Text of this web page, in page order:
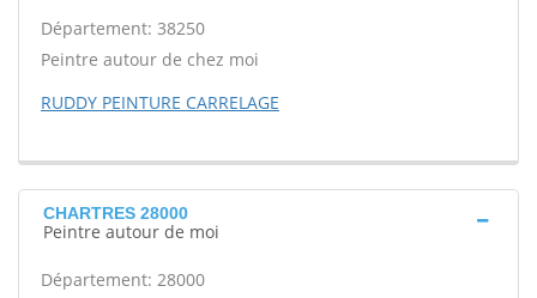
Département: 38250
Peintre autour de chez moi
RUDDY PEINTURE CARRELAGE
CHARTRES 28000
Peintre autour de moi
Département: 28000